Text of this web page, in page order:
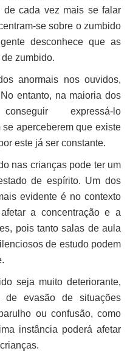
de cada vez mais se falar
se sobre o zumbido
desconhece que as
zumbido.
anormais nos ouvidos,
entanto, na maioria dos
expressá-lo
aperceberem que existe
este já ser constante.
nas crianças pode ter um
de espírito. Um dos
evidente é no contexto
a concentração e a
pois tanto salas de aula
de estudo podem
seja muito deteriorante,
de evasão de situações
ou confusão, como
instância poderá afetar